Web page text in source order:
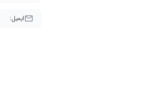
ایمیل: